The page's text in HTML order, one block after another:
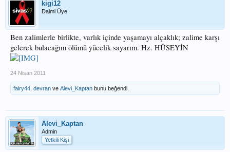
kigi12
Daimi Üye
Ben zalimlerle birlikte, varlık içinde yaşamayı alçaklık; zalime karşı
gelerek bulacağım ölümü yücelik sayarım. Hz. HÜSEYİN
24 Nisan 2011
fairy44 devran ve Alevi_Kaptan bunu beğendi.
Alevi_Kaptan
Admin
Yetkili Kişi